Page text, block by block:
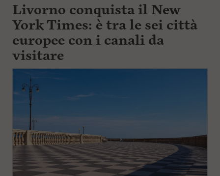
Livorno conquista il New
York Times: è tra le sei città
europee con i canali da
visitare